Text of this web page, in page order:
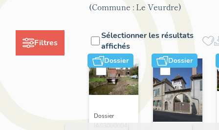
Filtres
(Commune : Le Veurdre)
Sélectionner les résultats
affichés
Dossier
Dossier
Dossier